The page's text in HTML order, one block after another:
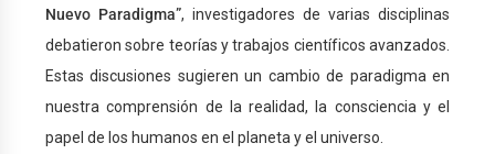
Nuevo Paradigma”, investigadores de varias disciplinas
debatieron sobre teorías y trabajos científicos avanzados.
Estas discusiones sugieren un cambio de paradigma en
nuestra comprensión de la realidad, la consciencia y el
papel de los humanos en el planeta y el universo.